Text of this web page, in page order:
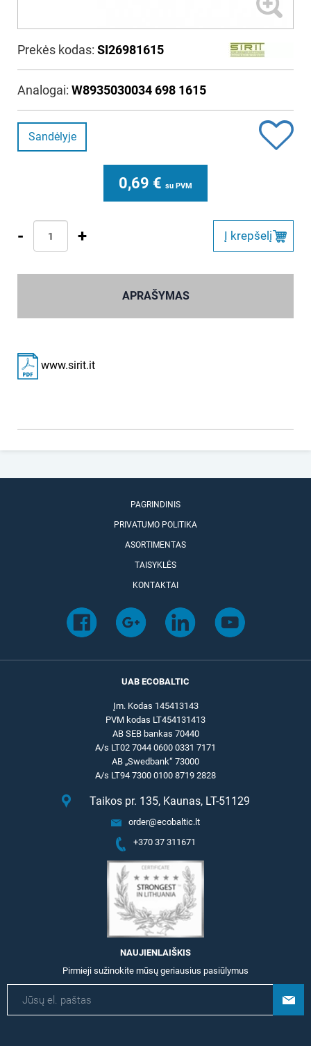
Prekės kodas: SI26981615
Analogai: W8935030034 698 1615
Sandėlyje
0,69 € su PVM
- + Į krepšelį
APRAŠYMAS
www.sirit.it
PAGRINDINIS
PRIVATUMO POLITIKA
ASORTIMENTAS
TAISYKLĖS
KONTAKTAI
UAB ECOBALTIC
Įm. Kodas 145413143
PVM kodas LT454131413
AB SEB bankas 70440
A/s LT02 7044 0600 0331 7171
AB „Swedbank“ 73000
A/s LT94 7300 0100 8719 2828
Taikos pr. 135, Kaunas, LT-51129
order@ecobaltic.lt
+370 37 311671
NAUJIENLAIŠKIS
Pirmieji sužinokite mūsų geriausius pasiūlymus